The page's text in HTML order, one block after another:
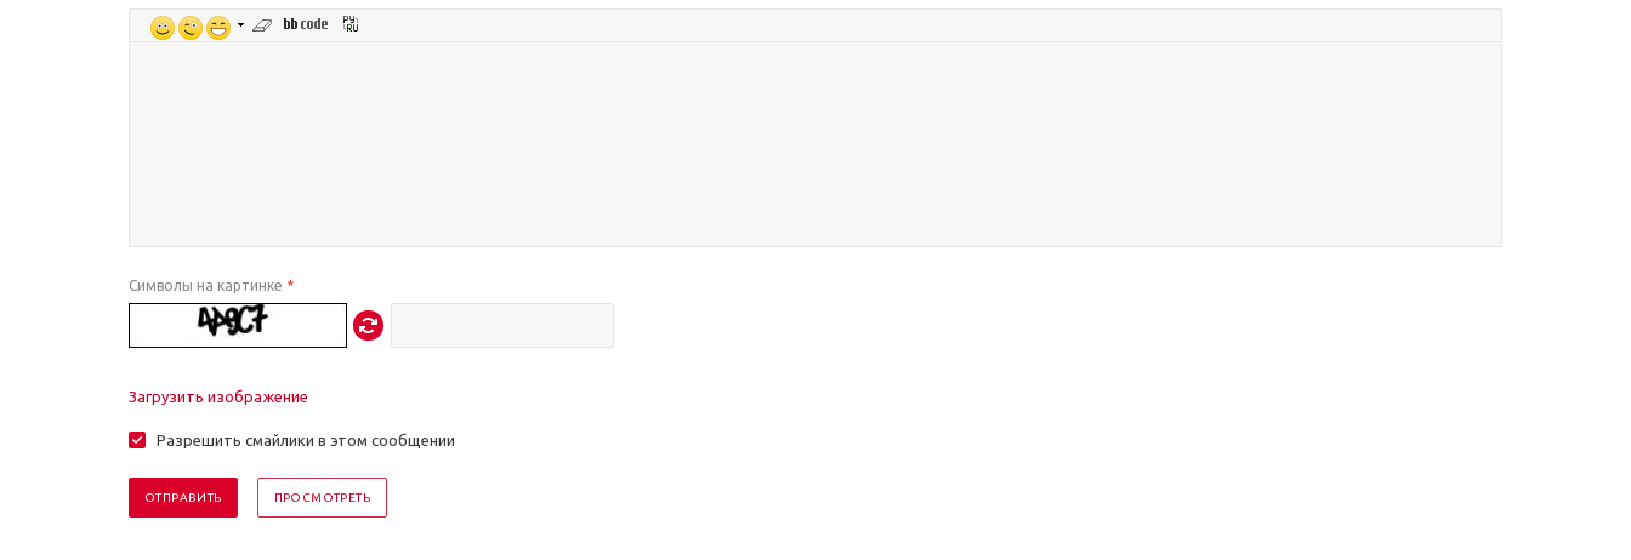
Символы на картинке *
Загрузить изображение
Разрешить смайлики в этом сообщении